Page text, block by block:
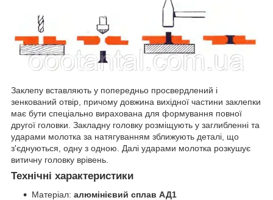
Заклепу вставляють у попередньо просвердлений і
зенкований отвір, причому довжина вихідної частини заклепки
має бути спеціально вирахована для формування повної
другої головки. Закладну головку розміщують у заглибленні та
ударами молотка за натягуванням зближують деталі, що
з'єднуються, одну з одною. Далі ударами молотка розкушує
витичну головку врівень.
Технічні характеристики
Матеріал: алюмінієвий сплав АД1